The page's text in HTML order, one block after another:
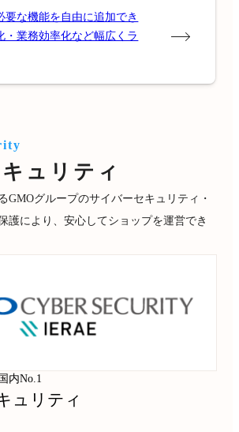
要な機能を自由に追加でき
・業務効率化など幅広くラ
ュリティ
GMOグループのサイバーセキュリティ・
護により、安心してショップを運営でき
内No.1
ュリティ